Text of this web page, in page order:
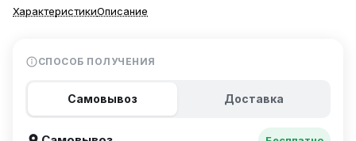
ХарактеристикиОписание
СПОСОБ ПОЛУЧЕНИЯ
Самовывоз Доставка